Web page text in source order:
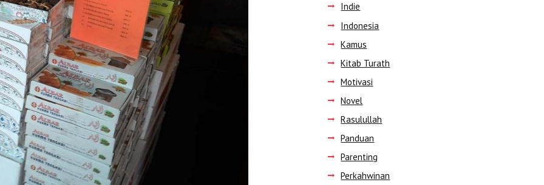
Next item
Indie
Indonesia
Kamus
Kitab Turath
Motivasi
Novel
Rasulullah
Panduan
Parenting
Perkahwinan